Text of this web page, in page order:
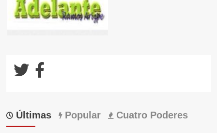
Últimas Popular Cuatro Poderes